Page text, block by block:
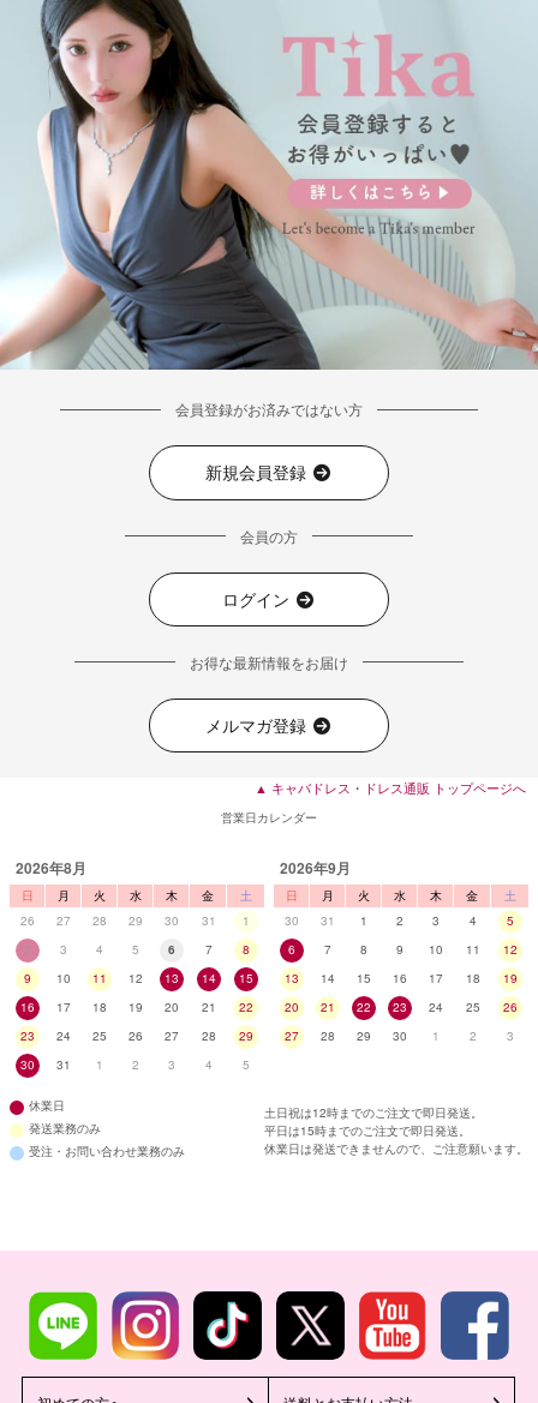
会員登録がお済みではない方
新規会員登録
会員の方
ログイン
お得な最新情報をお届け
メルマガ登録
▲ キャバドレス・ドレス通販 トップページへ
営業日カレンダー
2026年8月
日 月 火 水 木 金
土
26
27 28 29 30 31
1
2
3 4 5 6 7
8
9
10 11 12 13 14
15
16
17 18 19 20 21
22
23
24 25 26 27 28
29
30
31 1 2 3 4 5
2026年9月
日 月 火 水 木 金
土
30
31 1 2 3 4
5
6
7 8 9 10 11
12
13
14 15 16 17 18
19
20
21 22 23 24 25
26
27
28 29 30 1 2 3
休業日
発送業務のみ
受注・お問い合わせ業務のみ
土日祝は12時までのご注文で即日発送。
平日は15時までのご注文で即日発送。
休業日は発送できませんので、ご注意願います。